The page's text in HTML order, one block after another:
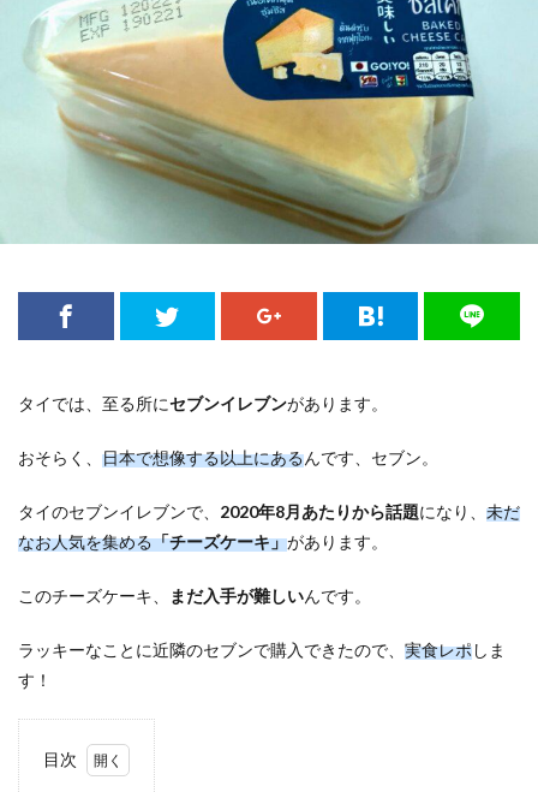
タイでは、至る所にセブンイレブンがあります。
おそらく、 日本で想像する以上にあるんです、セブン。
タイのセブンイレブンで、 2020年8月あたりから話題になり、 未だ
なお人気を集める「チーズケーキ」があります。
このチーズケーキ、 まだ入手が難しいんです。
ラッキーなことに近隣のセブンで購入できたので、 実食レポしま
す！
目次